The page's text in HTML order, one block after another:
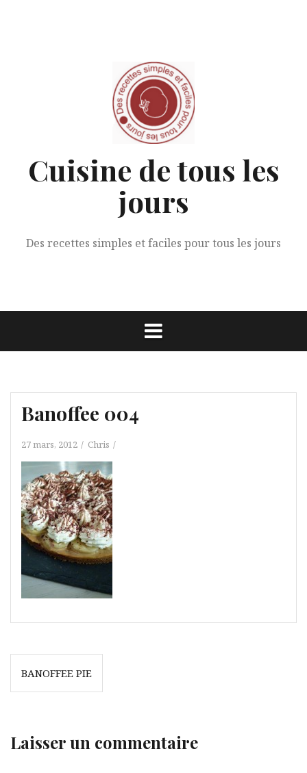
Cuisine de tous les
jours
Des recettes simples et faciles pour tous les jours
Banoffee 004
27 mars, 2012 Chris
Navigation
deBANOFFEE PIE
Laisser un commentaire